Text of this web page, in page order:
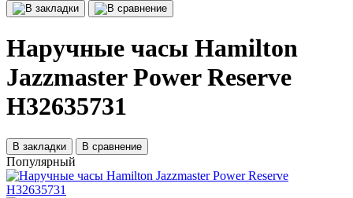
Наручные часы Hamilton
Jazzmaster Power Reserve
H32635731
В закладки В сравнение
Популярный